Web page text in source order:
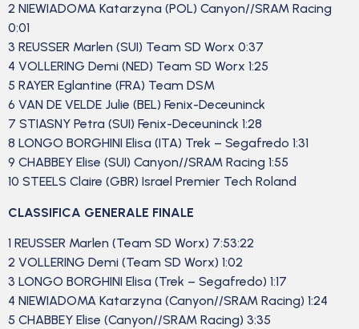
2 NIEWIADOMA Katarzyna (POL) Canyon//SRAM Racing
0:01
3 REUSSER Marlen (SUI) Team SD Worx 0:37
4 VOLLERING Demi (NED) Team SD Worx 1:25
5 RAYER Eglantine (FRA) Team DSM
6 VAN DE VELDE Julie (BEL) Fenix-Deceuninck
7 STIASNY Petra (SUI) Fenix-Deceuninck 1:28
8 LONGO BORGHINI Elisa (ITA) Trek – Segafredo 1:31
9 CHABBEY Elise (SUI) Canyon//SRAM Racing 1:55
10 STEELS Claire (GBR) Israel Premier Tech Roland
CLASSIFICA GENERALE FINALE
1 REUSSER Marlen (Team SD Worx) 7:53:22
2 VOLLERING Demi (Team SD Worx) 1:02
3 LONGO BORGHINI Elisa (Trek – Segafredo) 1:17
4 NIEWIADOMA Katarzyna (Canyon//SRAM Racing) 1:24
5 CHABBEY Elise (Canyon//SRAM Racing) 3:35